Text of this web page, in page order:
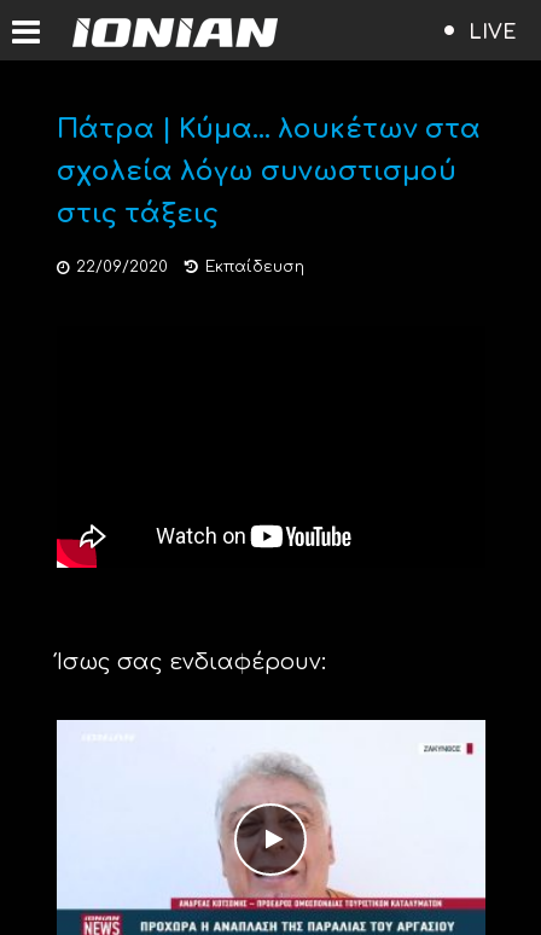
LIVE
Πάτρα | Κύμα… λουκέτων στα
σχολεία λόγω συνωστισμού
στις τάξεις
22/09/2020 Εκπαίδευση
Ίσως σας ενδιαφέρουν: